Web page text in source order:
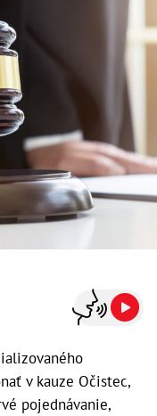
v kauze Očistec,
pojednávanie,